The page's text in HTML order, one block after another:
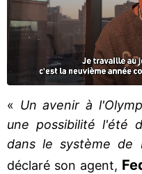
« Un avenir à
une possibilité l'été
dans le système de
déclaré son agent,